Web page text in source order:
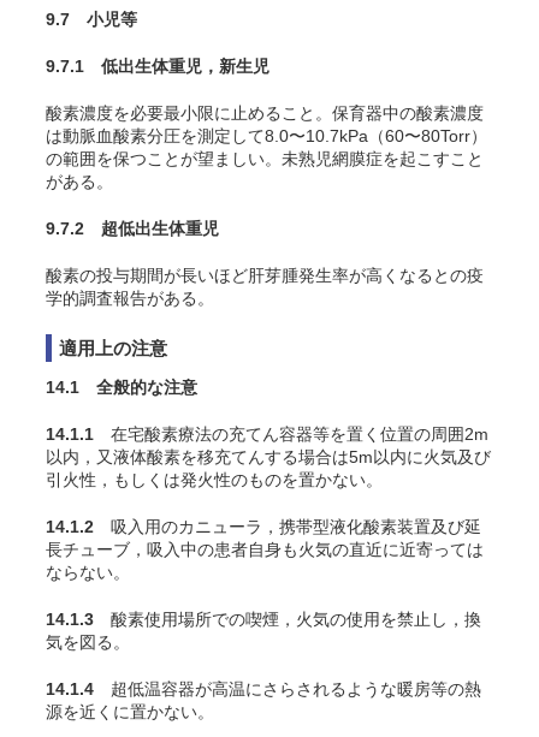
9.7 小児等
9.7.1 低出生体重児，新生児
酸素濃度を必要最小限に止めること。保育器中の酸素濃度
は動脈血酸素分圧を測定して8.0〜10.7kPa（60〜80Torr）
の範囲を保つことが望ましい。未熟児網膜症を起こすこと
がある 。
9.7.2 超低出生体重児
酸素の投与期間が長いほど肝芽腫発生率が高くなるとの疫
学的調査報告がある 。
適用上の注意
14.1 全般的な注意
14.1.1 在宅酸素療法の充てん容器等を置く位置の周囲2m
以内，又液体酸素を移充てんする場合は5m以内に火気及び
引火性，もしくは発火性のものを置かない。
14.1.2 吸入用のカニューラ，携帯型液化酸素装置及び延
長チューブ，吸入中の患者自身も火気の直近に近寄っては
ならない。
14.1.3 酸素使用場所での喫煙，火気の使用を禁止し，換
気を図る。
14.1.4 超低温容器が高温にさらされるような暖房等の熱
源を近くに置かない。